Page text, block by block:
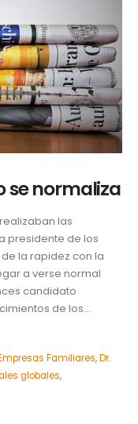
se normaliza
las
presidente de los
la rapidez con la
a verse normal
candidato
de los...
Familiares,Dr.
globales,